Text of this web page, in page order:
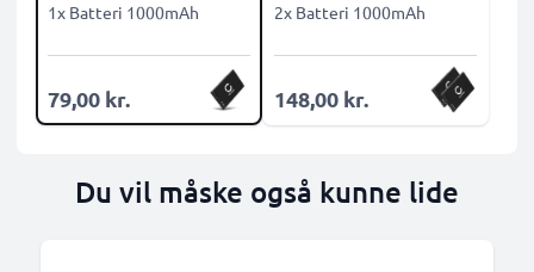
1x Batteri 1000mAh
79,00 kr.
2x Batteri 1000mAh
148,00 kr.
Du vil måske også kunne lide